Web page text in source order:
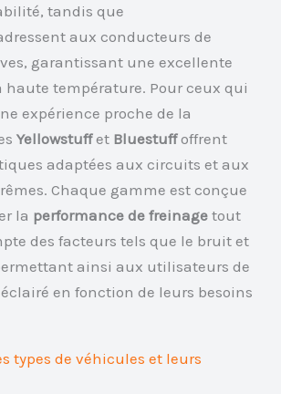
tandis que
aux conducteurs de
garantissant une excellente
haute température. Pour ceux qui
expérience proche de la
Yellowstuffet Bluestuffoffrent
adaptées aux circuits et aux
Chaque gamme est conçue
la performance de freinage tout
des facteurs tels que le bruit et
ainsi aux utilisateurs de
en fonction de leurs besoins
types de véhicules et leurs